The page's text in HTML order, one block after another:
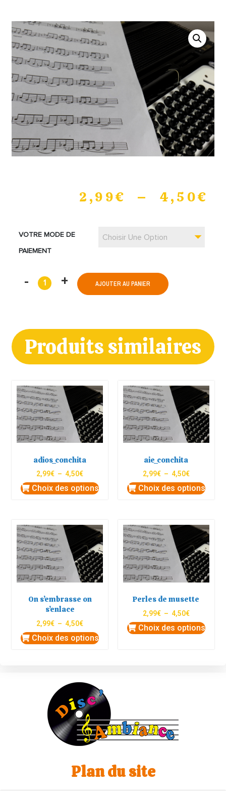
2,99€ – 4,50€
VOTRE MODE DE
PAIEMENT
Choisir Une Option
AJOUTER AU PANIER
Produits similaires
adios_conchita
2,99€ – 4,50€
Choix des options
aie_conchita
2,99€ – 4,50€
Choix des options
On s’embrasse on
s’enlace
2,99€ – 4,50€
Choix des options
Perles de musette
2,99€ – 4,50€
Choix des options
Plan du site